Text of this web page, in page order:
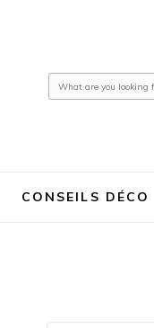
Looking
CONSEILS DÉCO